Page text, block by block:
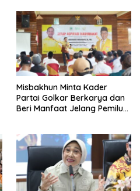
Misbakhun Minta Kader
Partai Golkar Berkarya dan
Beri Manfaat Jelang Pemilu